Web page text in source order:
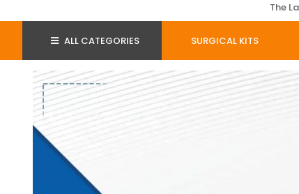
The
ALL CATEGORIES SURGICAL KITS